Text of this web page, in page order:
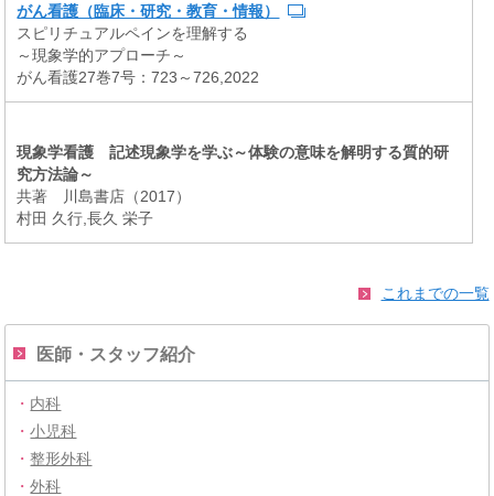
がん看護（臨床・研究・教育・情報）
スピリチュアルペインを理解する
～現象学的アプローチ～
がん看護27巻7号：723～726,2022
現象学看護 記述現象学を学ぶ～体験の意味を解明する質的研
究方法論～
共著 川島書店（2017）
村田 久行,長久 栄子
これまでの一覧
医師・スタッフ紹介
・ 内科
・小児科
・整形外科
・外科